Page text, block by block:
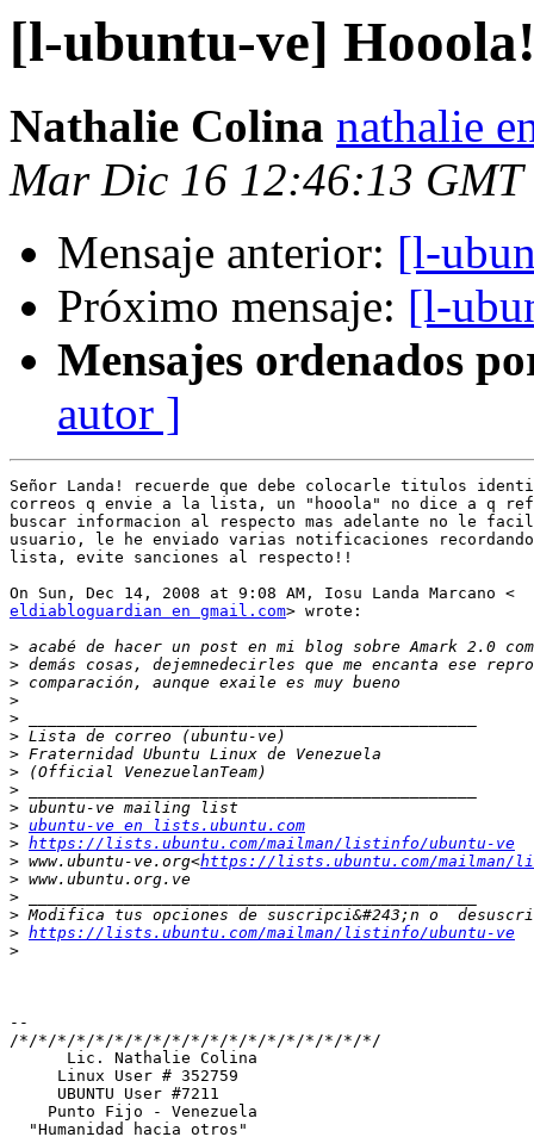
[l-ubuntu-ve]
Nathalie Colina nathalie
Mar Dic 16 12:46:13 GMT
Mensaje anterior: [l-
Próximo mensaje: [l-
Mensajes ordenados
autor ]
Señor Landa! recuerde que debe colocarle titulos
correos q envie a la lista, un "hooola" no dice a q
buscar informacion al respecto mas adelante no le
usuario, le he enviado varias notificaciones
lista, evite sanciones al respecto!!
eldiabloguardian en gmail.com> wrote:
>
>
>
>
>
>
>
>
>
>
> ubuntu-ve en lists.ubuntu.com
> https://lists.ubuntu.com/mailman/listinfo/ubuntu-ve
> www.ubuntu-ve.org<https://lists.ubuntu.com/mailman/
>
>
>
> https://lists.ubuntu.com/mailman/listinfo/ubuntu-ve
>
--
/*/*/*/*/*/*/*/*/*/*/*/*/*/*/*/*/*/*/*/
      Lic. Nathalie Colina
     Linux User # 352759
     UBUNTU User #7211
    Punto Fijo - Venezuela